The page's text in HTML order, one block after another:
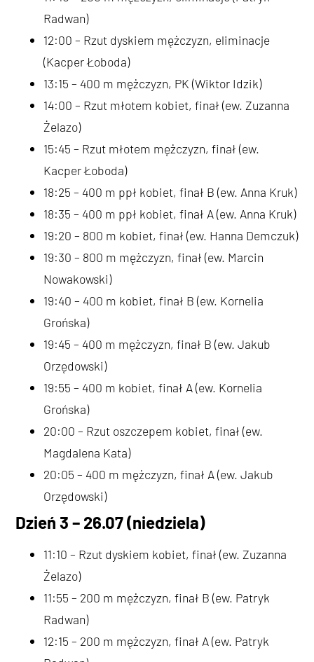
Radwan)
12:00 – Rzut dyskiem mężczyzn, eliminacje
(Kacper Łoboda)
13:15 – 400 m mężczyzn, PK (Wiktor Idzik)
14:00 – Rzut młotem kobiet, finał (ew. Zuzanna
Żelazo)
15:45 – Rzut młotem mężczyzn, finał (ew.
Kacper Łoboda)
18:25 – 400 m ppł kobiet, finał B (ew. Anna Kruk)
18:35 – 400 m ppł kobiet, finał A (ew. Anna Kruk)
19:20 – 800 m kobiet, finał (ew. Hanna Demczuk)
19:30 – 800 m mężczyzn, finał (ew. Marcin
Nowakowski)
19:40 – 400 m kobiet, finał B (ew. Kornelia
Grońska)
19:45 – 400 m mężczyzn, finał B (ew. Jakub
Orzędowski)
19:55 – 400 m kobiet, finał A (ew. Kornelia
Grońska)
20:00 – Rzut oszczepem kobiet, finał (ew.
Magdalena Kata)
20:05 – 400 m mężczyzn, finał A (ew. Jakub
Orzędowski)
Dzień 3 – 26.07 (niedziela)
11:10 – Rzut dyskiem kobiet, finał (ew. Zuzanna
Żelazo)
11:55 – 200 m mężczyzn, finał B (ew. Patryk
Radwan)
12:15 – 200 m mężczyzn, finał A (ew. Patryk